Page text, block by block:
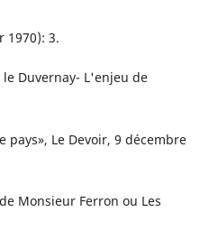
1970): 3.
le Duvernay- L'enjeu de
Le Devoir, 9 décembre
Monsieur Ferron ou Les